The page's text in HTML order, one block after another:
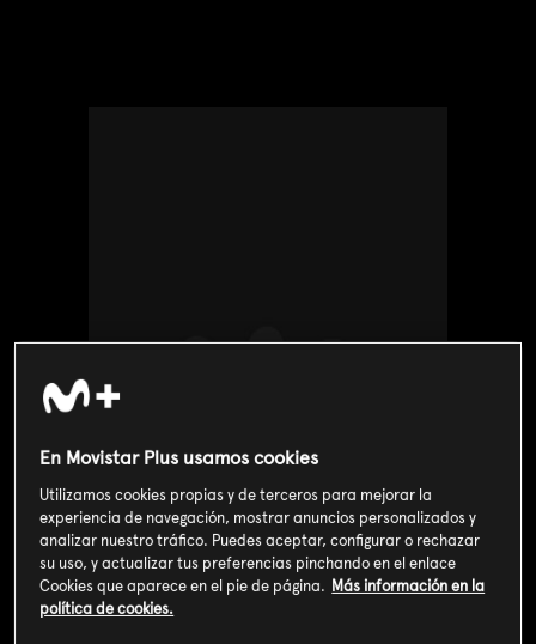
En Movistar Plus usamos cookies
Utilizamos cookies propias y de terceros para mejorar la
experiencia de navegación, mostrar anuncios personalizados y
analizar nuestro tráfico. Puedes aceptar, configurar o rechazar
su uso, y actualizar tus preferencias pinchando en el enlace
Cookies que aparece en el pie de página. Más información en la
política de cookies.